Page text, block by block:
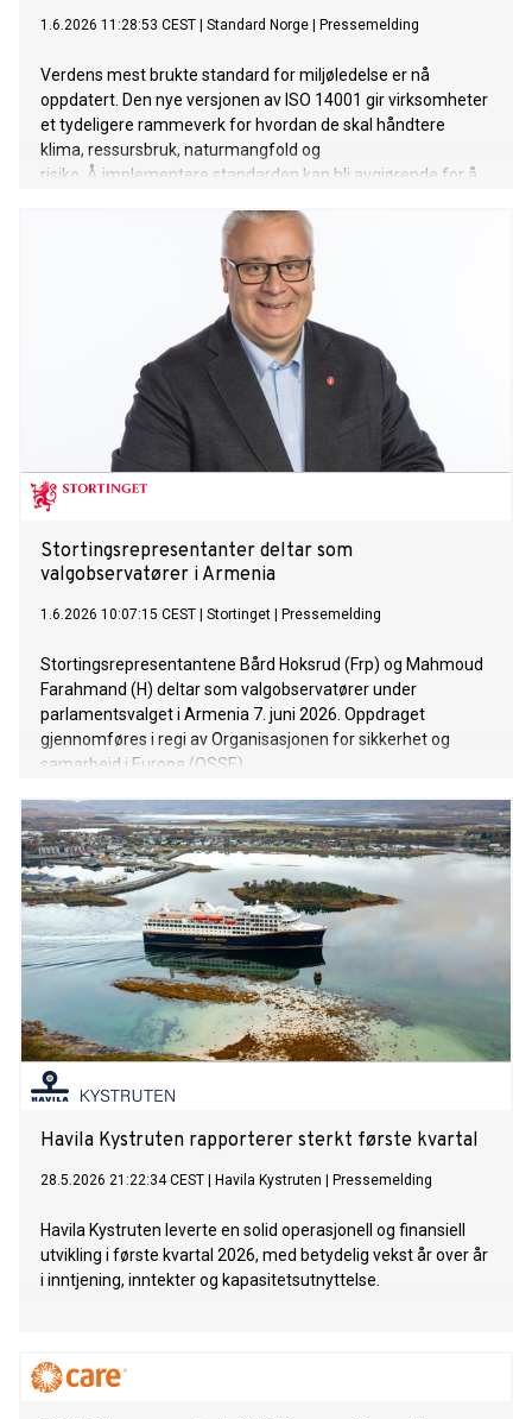
1.6.2026 11:28:53 CEST Standard Norge Pressemelding
Verdens mest brukte standard for miljøledelse er nå
oppdatert. Den nye versjonen av ISO 14001 gir virksomheter
et tydeligere rammeverk for hvordan de skal håndtere
klima, ressursbruk, naturmangfold og
risiko. Å implementere standarden kan bli avgjørende for å
Stortingsrepresentanter deltar som
valgobservatører i Armenia
1.6.2026 10:07:15 CEST Stortinget Pressemelding
Stortingsrepresentantene Bård Hoksrud (Frp) og Mahmoud
Farahmand (H) deltar som valgobservatører under
parlamentsvalget i Armenia 7. juni 2026. Oppdraget
gjennomføres i regi av Organisasjonen for sikkerhet og
samarbeid i Europa (OSSE).
Havila Kystruten rapporterer sterkt første kvartal
28.5.2026 21:22:34 CEST Havila Kystruten Pressemelding
Havila Kystruten leverte en solid operasjonell og finansiell
utvikling i første kvartal 2026, med betydelig vekst år over år
i inntjening, inntekter og kapasitetsutnyttelse.